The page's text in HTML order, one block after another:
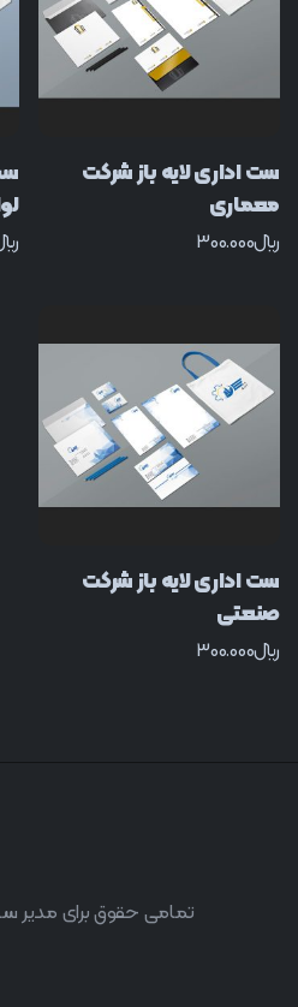
ست اداری لایه باز شرکت
معماری
﷼300.000
ست اداری لایه باز شرکت
صنعتی
﷼300.000
تمامی حقوق برای